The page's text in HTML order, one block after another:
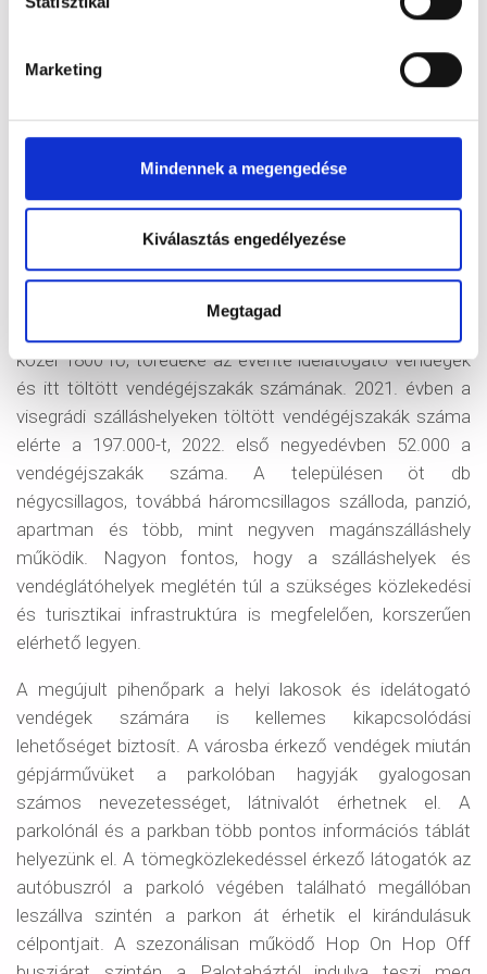
Marketing
Mindennek a megengedése
Kiválasztás engedélyezése
Megtagad
szezonálisan működő Hop On Hop Off buszjárat szintén
a Palotaháztól indulva teszi meg visegrádi körútját és
érkezik vissza a parkolóba. A sportot kedvelő turistákról
kerékpárút a parkoló és park mellett fog elhaladni, ezért
számukra fedett kerékpártároló és szervízállomás
sétányokkal, játszótérrel, padokkal és ivókúttal tarkított
park, a felújított KRESZ-park és illemhely mind
turizmushoz kapcsolódó fejlesztés, elsősorban a
városba látogató vendégek igényeit szolgálja és a város
közel 1800 fő, töredéke az évente idelátogató vendégek
és itt töltött vendégéjszakák számának. 2021. évben a
visegrádi szálláshelyeken töltött vendégéjszakák száma
elérte a 197.000-t, 2022. első negyedévben 52.000 a
vendégéjszakák száma. A településen öt db
négycsillagos, továbbá háromcsillagos szálloda, panzió,
apartman és több, mint negyven magánszálláshely
működik. Nagyon fontos, hogy a szálláshelyek és
vendéglátóhelyek meglétén túl a szükséges közlekedési
és turisztikai infrastruktúra is megfelelően, korszerűen
elérhető legyen.
A megújult pihenőpark a helyi lakosok és idelátogató
vendégek számára is kellemes kikapcsolódási
lehetőséget biztosít. A városba érkező vendégek miután
gépjárművüket a parkolóban hagyják gyalogosan
számos nevezetességet, látnivalót érhetnek el. A
parkolónál és a parkban több pontos információs táblát
helyezünk el. A tömegközlekedéssel érkező látogatók az
autóbuszról a parkoló végében található megállóban
leszállva szintén a parkon át érhetik el kirándulásuk
célpontjait. A szezonálisan működő Hop On Hop Off